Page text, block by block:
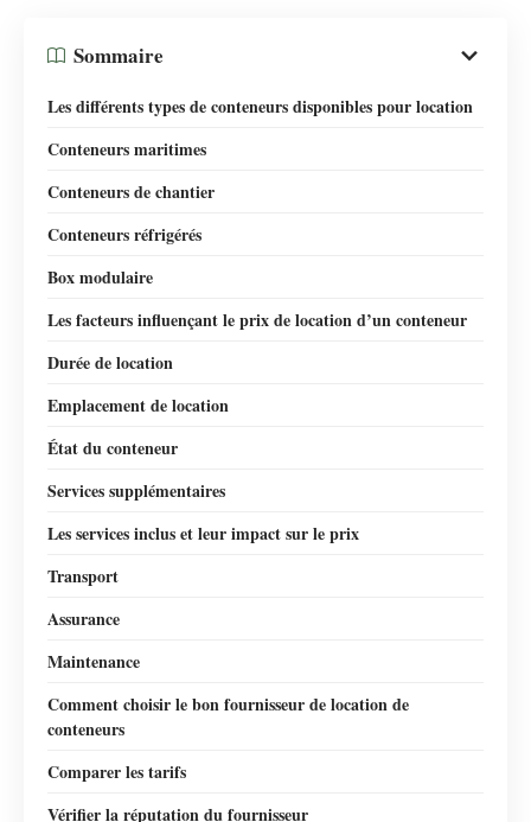
Sommaire
Les différents types de conteneurs disponibles pour location
Conteneurs maritimes
Conteneurs de chantier
Conteneurs réfrigérés
Box modulaire
Les facteurs influençant le prix de location d’un conteneur
Durée de location
Emplacement de location
État du conteneur
Services supplémentaires
Les services inclus et leur impact sur le prix
Transport
Assurance
Maintenance
Comment choisir le bon fournisseur de location de
conteneurs
Comparer les tarifs
Vérifier la réputation du fournisseur